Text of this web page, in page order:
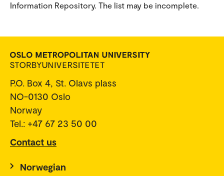
Information Repository. The list may be incomplete.
P.O. Box 4, St. Olavs plass
NO-0130 Oslo
Norway
Tel.: +47 67 23 50 00
Contact us
Norwegian